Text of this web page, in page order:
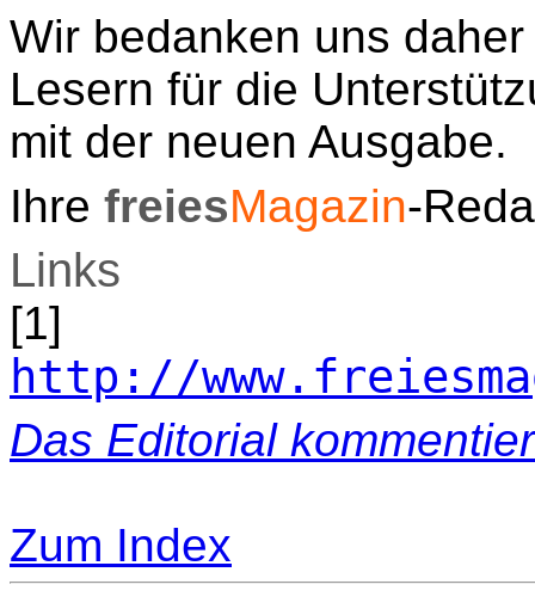
Wir bedanken uns
Lesern für die
mit der neuen Ausgabe.
Ihre freiesMagazin-
Links
[1]
http://
Das Editorial
Zum Index